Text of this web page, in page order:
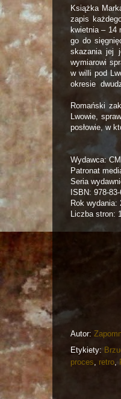
Książka
zapis
kwietnia – 14
go do
skazania jej
wymiarowi
w willi pod
okresie
Romański
Lwowie,
posłowie, w
Wydawca: CM
Patronat
Seria
ISBN: 978-
Rok wydania:
Liczba stron:
Autor:
Etykiety:
proces
retro